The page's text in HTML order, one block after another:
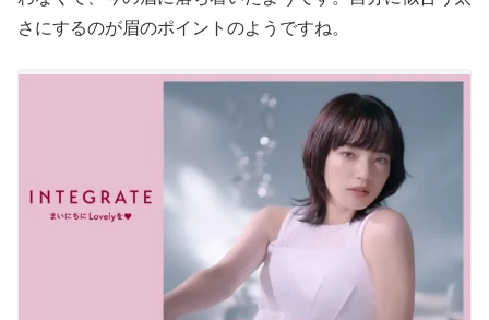
さにするのが眉のポイントのようですね。